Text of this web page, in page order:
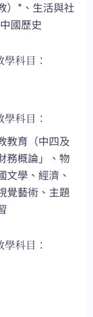
）*、生活與社
國歷史
科目：
科目：
教育（中四及
務概論」、物
文學、經濟、
覺藝術、主題
科目：